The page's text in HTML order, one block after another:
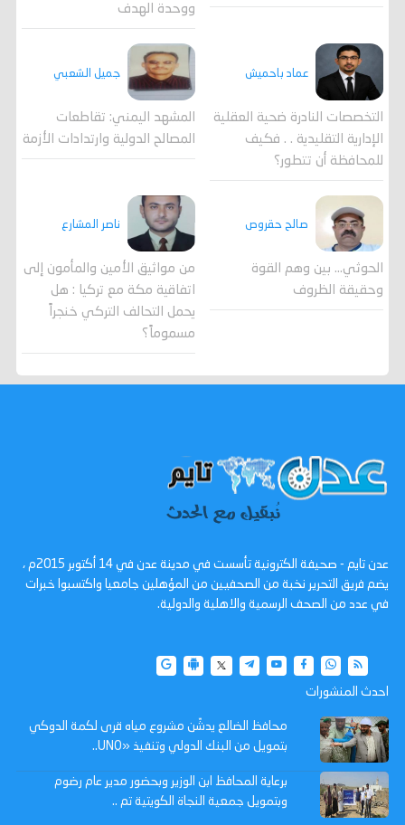
ووحدة الهدف
عماد باحميش
التخصصات النادرة ضحية العقلية
الإدارية التقليدية . . فكيف
للمحافظة أن تتطور؟
جميل الشعبي
المشهد اليمني: تقاطعات
المصالح الدولية وارتدادات الأزمة
صالح حقروص
الحوثي... بين وهم القوة
وحقيقة الظروف
ناصر المشارع
من مواثيق الأمين والمأمون إلى
اتفاقية مكة مع تركيا : هل
يحمل التحالف التركي خنجراً
مسموماً؟
عدن تايم - صحيفة الكترونية تأسست في مدينة عدن في 14 أكتوبر 2015م ،
يضم فريق التحرير نخبة من الصحفيين من المؤهلين جامعيا واكتسبوا خبرات
في عدد من الصحف الرسمية والاهلية والدولية.
احدث المنشورات
محافظ الضالع يدشّن مشروع مياه قرى لكمة الدوكي
بتمويل من البنك الدولي وتنفيذ «UNO..
برعاية المحافظ ابن الوزير وبحضور مدير عام رضوم
وبتمويل جمعية النجاة الكويتية تم ..